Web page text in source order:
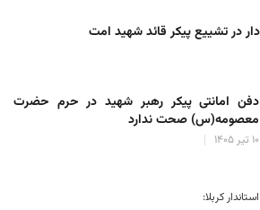
دفن امانتی پیکر رهبر شهید در حرم حضرت
معصومه(س) صحت ندارد
۱۰ تیر ۱۴۰۵
استاندار کربلا: